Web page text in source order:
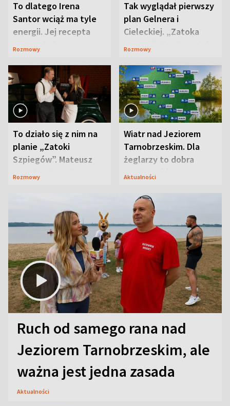
To dlatego Irena
Santor wciąż ma tyle
energii. Jej recepta
jest zaskakująco
Rozmowy
Tak wyglądał pierwszy
plan Gelnera i
Cieleckiej. „Zatoka
szpiegów” od razu ich
Rozmowy
To działo się z nim na
planie „Zatoki
Szpiegów”. Mateusz
Janicki odsłonił
Rozmowy
Wiatr nad Jeziorem
Tarnobrzeskim. Dla
żeglarzy to dobra
wiadomość
Aktualności
Ruch od samego rana nad
Jeziorem Tarnobrzeskim, ale
ważna jest jedna zasada
Aktualności